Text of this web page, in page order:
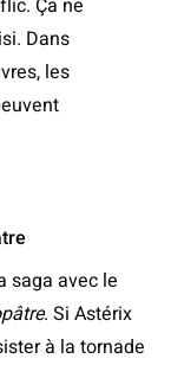
Ça ne
Dans
les
saga avec le
. Si Astérix
à la tornade